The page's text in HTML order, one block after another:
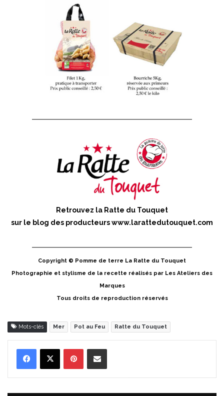
Retrouvez la Ratte du Touquet
sur le blog des producteurswww.larattedutouquet.com
Copyright © Pomme de terre La Ratte du Touquet
Photographie et stylisme de la recette réalisés par Les Ateliers des
Marques
Tous droits de reproduction réservés
Mots-clés Mer Pot au Feu Ratte du Touquet